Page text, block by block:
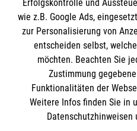
Erfolgskontrolle und
wie z.B. Google Ads,
zur Personalisierung von
entscheiden selbst,
möchten. Beachten Sie
Zustimmung
Funktionalitäten der
Weitere Infos finden Sie in